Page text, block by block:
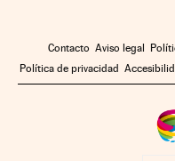
Contacto Aviso legal
Política de privacidad